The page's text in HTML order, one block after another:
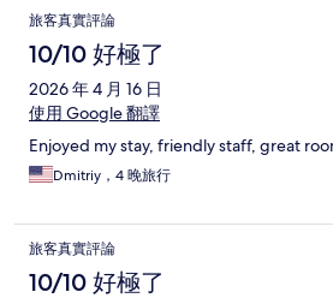
旅客真實評論
10/10 好極了
2026 年 4 月 16 日
使用 Google 翻譯
Enjoyed my stay, friendly staff, great
Dmitriy，4 晚旅行
旅客真實評論
10/10 好極了